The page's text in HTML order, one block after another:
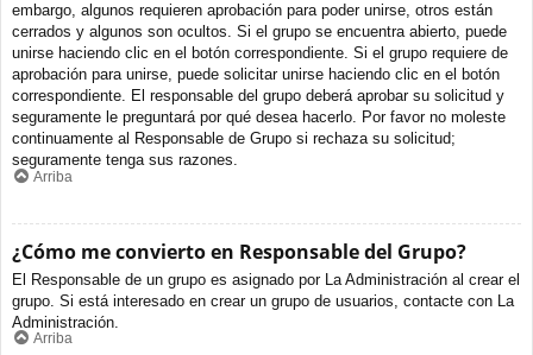
embargo, algunos requieren aprobación para poder unirse, otros están
cerrados y algunos son ocultos. Si el grupo se encuentra abierto, puede
unirse haciendo clic en el botón correspondiente. Si el grupo requiere de
aprobación para unirse, puede solicitar unirse haciendo clic en el botón
correspondiente. El responsable del grupo deberá aprobar su solicitud y
seguramente le preguntará por qué desea hacerlo. Por favor no moleste
continuamente al Responsable de Grupo si rechaza su solicitud;
seguramente tenga sus razones.
Arriba
¿Cómo me convierto en Responsable del Grupo?
El Responsable de un grupo es asignado por La Administración al crear el
grupo. Si está interesado en crear un grupo de usuarios, contacte con La
Administración.
Arriba